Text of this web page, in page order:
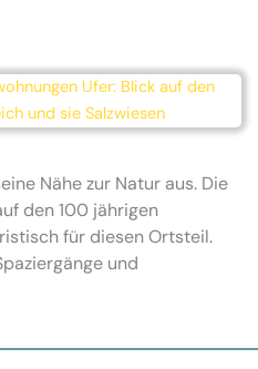
Nähe zur Natur aus. Die
den 100 jährigen
für diesen Ortsteil.
und